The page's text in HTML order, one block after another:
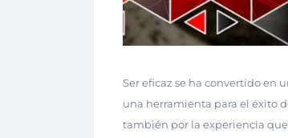
Ser eficaz se ha convertido en
una herramienta para el éxito
también por la experiencia